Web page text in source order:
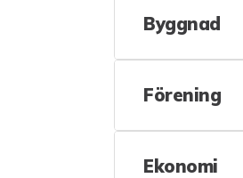
Byggnad
Förening
Ekonomi